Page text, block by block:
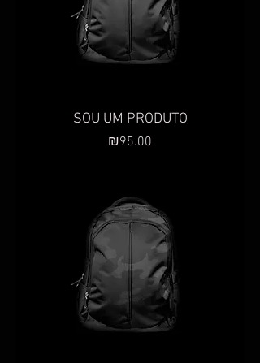
SOU UM PRODUTO
Preço
₪95.00